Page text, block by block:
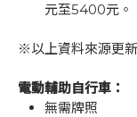
元至5400元。
※以上資料來源更
電動輔助自行車：
無需牌照